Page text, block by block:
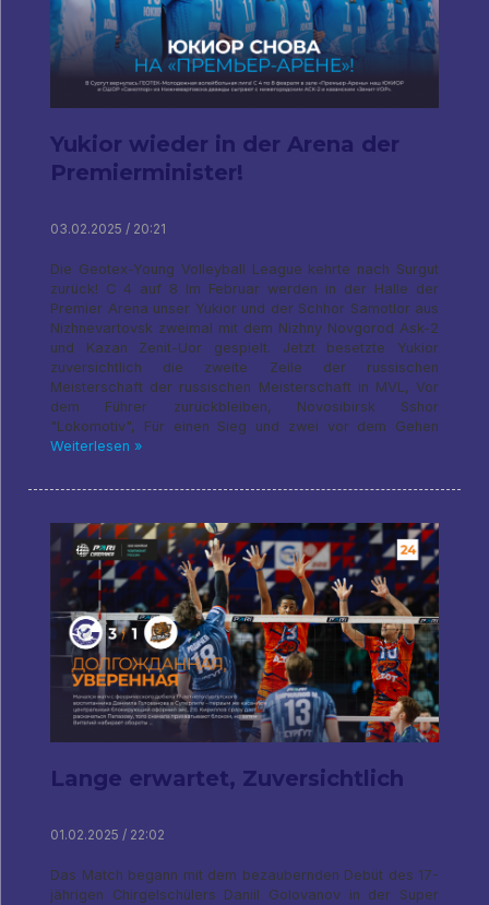
Yukior wieder in der Arena der
Premierminister!
03.02.2025 / 20:21
Die Geotex-Young Volleyball League kehrte nach Surgut
zurück! C 4 auf 8 Im Februar werden in der Halle der
Premier Arena unser Yukior und der Schhor Samotlor aus
Nizhnevartovsk zweimal mit dem Nizhny Novgorod Ask-2
und Kazan Zenit-Uor gespielt. Jetzt besetzte Yukior
zuversichtlich die zweite Zeile der russischen
Meisterschaft der russischen Meisterschaft in MVL, Vor
dem Führer zurückbleiben, Novosibirsk Sshor
"Lokomotiv", Für einen Sieg und zwei vor dem Gehen
Weiterlesen »
Lange erwartet, Zuversichtlich
01.02.2025 / 22:02
Das Match begann mit dem bezaubernden Debüt des 17-
jährigen Chirgelschülers Daniil Golovanov in der Super